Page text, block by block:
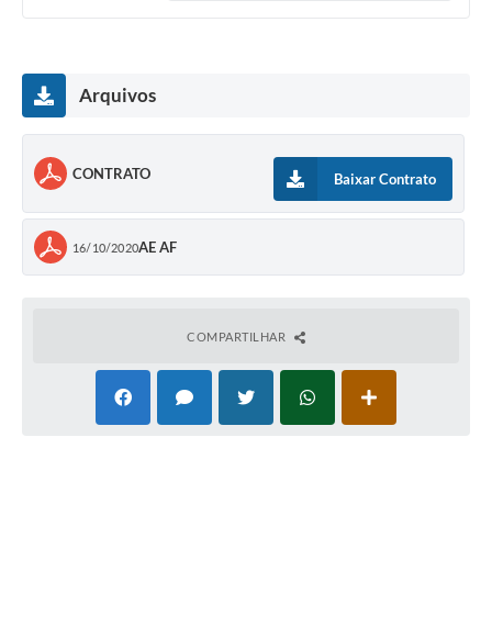
Arquivos
CONTRATO Baixar Contrato
16/10/2020AE AF
COMPARTILHAR